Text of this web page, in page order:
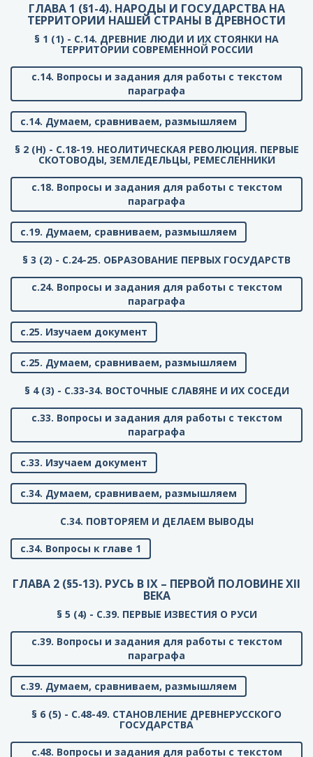
ГЛАВА 1 (§1-4). НАРОДЫ И ГОСУДАРСТВА НА
ТЕРРИТОРИИ НАШЕЙ СТРАНЫ В ДРЕВНОСТИ
§ 1 (1) - C.14. ДРЕВНИЕ ЛЮДИ И ИХ СТОЯНКИ НА
ТЕРРИТОРИИ СОВРЕМЕННОЙ РОССИИ
с.14. Вопросы и задания для работы с текстом
параграфа
с.14. Думаем, сравниваем, размышляем
§ 2 (Н) - C.18-19. НЕОЛИТИЧЕСКАЯ РЕВОЛЮЦИЯ. ПЕРВЫЕ
СКОТОВОДЫ, ЗЕМЛЕДЕЛЬЦЫ, РЕМЕСЛЕННИКИ
с.18. Вопросы и задания для работы с текстом
параграфа
с.19. Думаем, сравниваем, размышляем
§ 3 (2) - C.24-25. ОБРАЗОВАНИЕ ПЕРВЫХ ГОСУДАРСТВ
с.24. Вопросы и задания для работы с текстом
параграфа
с.25. Изучаем документ
с.25. Думаем, сравниваем, размышляем
§ 4 (3) - C.33-34. ВОСТОЧНЫЕ СЛАВЯНЕ И ИХ СОСЕДИ
с.33. Вопросы и задания для работы с текстом
параграфа
с.33. Изучаем документ
с.34. Думаем, сравниваем, размышляем
C.34. ПОВТОРЯЕМ И ДЕЛАЕМ ВЫВОДЫ
с.34. Вопросы к главе 1
ГЛАВА 2 (§5-13). РУСЬ В IX – ПЕРВОЙ ПОЛОВИНЕ XII
ВЕКА
§ 5 (4) - C.39. ПЕРВЫЕ ИЗВЕСТИЯ О РУСИ
с.39. Вопросы и задания для работы с текстом
параграфа
с.39. Думаем, сравниваем, размышляем
§ 6 (5) - C.48-49. СТАНОВЛЕНИЕ ДРЕВНЕРУССКОГО
ГОСУДАРСТВА
с.48. Вопросы и задания для работы с текстом